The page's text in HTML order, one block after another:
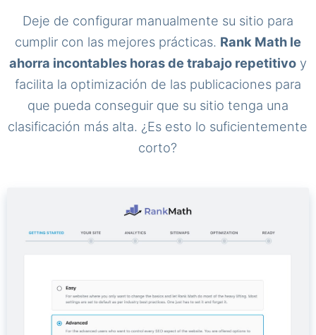
Deje de configurar manualmente su sitio para
cumplir con las mejores prácticas. Rank Math le
ahorra incontables horas de trabajo repetitivoy
facilita la optimización de las publicaciones para
que pueda conseguir que su sitio tenga una
clasificación más alta. ¿Es esto lo suficientemente
corto?